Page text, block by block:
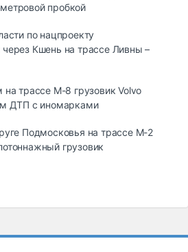
пробкой
по нацпроекту
Кшень на трассе Ливны –
трассе М-8 грузовик Volvo
ДТП с иномарками
Подмосковья на трассе М-2
грузовик